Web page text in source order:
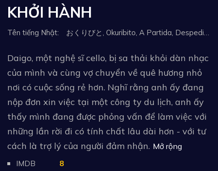
KHỞI HÀNH
Tên tiếng Nhật: おくりびと, Okuribito, A Partida, Despedidas, Final de partida, Nokan - Die Kunst des Ausklangs, Alraheel, Anahoriseis, Odlasci, Preydot, Azimat-ha, Violines en el cielo, La felicidad de vivir, Avsked, Son veda, 送行者，礼仪师之奏, 굿' 바이, 굿' 바이: Good & Bye, 入殓师, Départs, Отпътувания, Последно сбогом, Ärasaatjad, Lähtöjä, Αναχωρήσεις, 禮儀師之奏鳴曲, Eltávozók, Indulások, Távozások, Išlydėtojai, Pożegnania, 'Plecări', Ушедшие, Song xing che: li yi shi de yue zhang, 送行者：禮儀師的樂章, Відбуття, Người Tiễn Đưa
Daigo, một nghệ sĩ cello, bị sa thải khỏi dàn nhạc
của mình và cùng vợ chuyển về quê hương nhỏ
nơi có cuộc sống rẻ hơn. Nghĩ rằng anh ấy đang
nộp đơn xin việc tại một công ty du lịch, anh ấy
thấy mình đang được phỏng vấn để làm việc với
những lần rời đi có tính chất lâu dài hơn - với tư
cách là trợ lý của người đảm nhận. Mở rộng
IMDB
8